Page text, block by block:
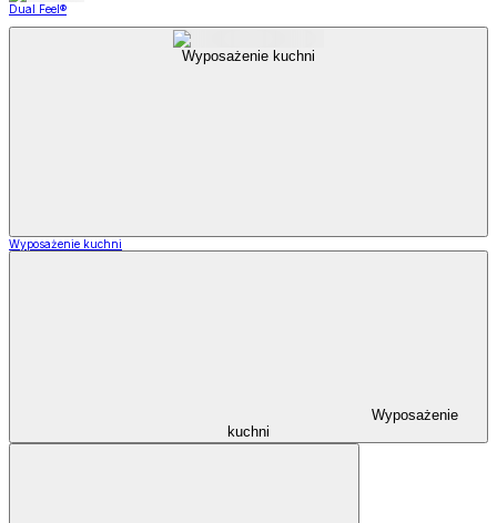
Dual Feel®
Wyposażenie kuchni
Wyposażenie kuchni
Wyposażenie
kuchni